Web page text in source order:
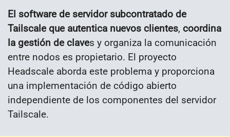
El software de servidor subcontratado de
Tailscale que autentica nuevos clientes, coordina
la gestión de claves y organiza la comunicación
entre nodos es propietario. El proyecto
Headscale aborda este problema y proporciona
una implementación de código abierto
independiente de los componentes del servidor
Tailscale.